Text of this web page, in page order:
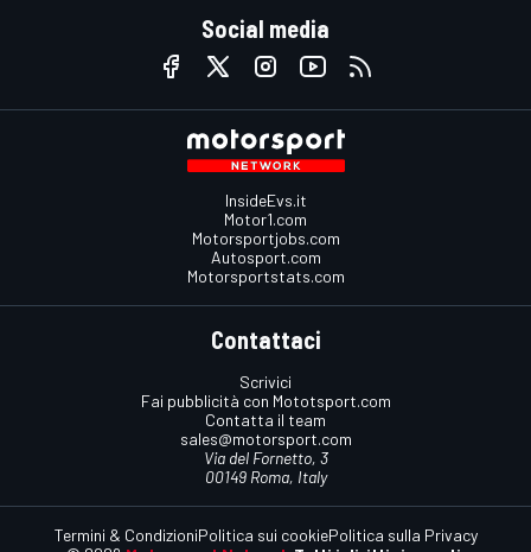
Social media
InsideEvs.it
Motor1.com
Motorsportjobs.com
Autosport.com
Motorsportstats.com
Contattaci
Scrivici
Fai pubblicità con Mototsport.com
Contatta il team
sales@motorsport.com
Via del Fornetto, 3
00149 Roma, Italy
Termini & CondizioniPolitica sui cookiePolitica sulla Privacy